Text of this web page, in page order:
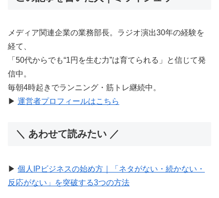
メディア関連企業の業務部長。ラジオ演出30年の経験を
経て、
「50代からでも“1円を生む力”は育てられる」と信じて発
信中。
毎朝4時起きでランニング・筋トレ継続中。
▶︎ 運営者プロフィールはこちら
＼ あわせて読みたい ／
▶︎ 個人IPビジネスの始め方｜「ネタがない・続かない・
反応がない」を突破する3つの方法